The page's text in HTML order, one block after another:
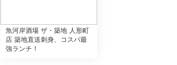
魚河岸酒場 ザ・築地 人形町
店 築地直送刺身、コスパ最
強ランチ！